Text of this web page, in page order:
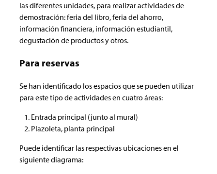
las diferentes unidades, para realizar actividades de
demostración: feria del libro, feria del ahorro,
información financiera, información estudiantil,
degustación de productos y otros.
Para reservas
Se han identificado los espacios que se pueden utilizar
para este tipo de actividades en cuatro áreas:
Entrada principal (junto al mural)
Plazoleta, planta principal
Puede identificar las respectivas ubicaciones en el
siguiente diagrama: